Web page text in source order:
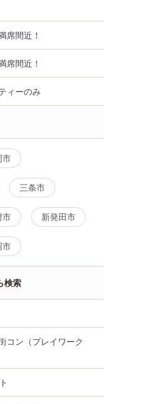
中！】【年
相性だけで
婚活パーテ
真剣な出会
ログイン不要《穏
席間近！
席間近！
ィーのみ
市
三条市
市 新発田市
市
検索
コン（プレイワーク